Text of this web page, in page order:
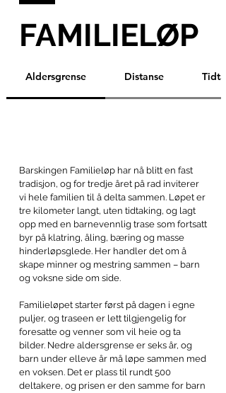
FAMILIELØP
Aldersgrense Distanse
Barskingen Familieløp har nå blitt en fast
tradisjon, og for tredje året på rad inviterer
vi hele familien til å delta sammen. Løpet er
tre kilometer langt, uten tidtaking, og lagt
opp med en barnevennlig trase som fortsatt
byr på klatring, åling, bæring og masse
hinderløpsglede. Her handler det om å
skape minner og mestring sammen – barn
og voksne side om side.
Familieløpet starter først på dagen i egne
puljer, og traseen er lett tilgjengelig for
foresatte og venner som vil heie og ta
bilder. Nedre aldersgrense er seks år, og
barn under elleve år må løpe sammen med
en voksen. Det er plass til rundt 500
deltakere, og prisen er den samme for barn